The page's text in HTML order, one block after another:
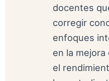
docentes
corregir
enfoques
en la
el